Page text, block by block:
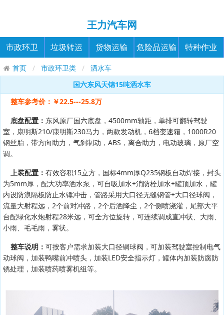
王力汽车网
市政环卫 垃圾转运 货物运输 危险品运输 特种作业
首页 市政环卫类
洒水车
国六东风天锦15吨洒水车
整车参考价：￥22.5---25.8万
底盘配置： 东风原厂国六底盘，4500mm轴距，单排可翻转驾驶
室，康明斯210/康明斯230马力，两款发动机，6档变速箱，1000R20
钢丝胎，带方向助力，气刹制动，ABS，离合助力，电动玻璃，原厂空
调。
上装配置： 有效容积15立方，国标4mm厚Q235钢板自动焊接，封头
为5mm厚，配大功率洒水泵，可自吸加水+消防栓加水+罐顶加水，罐
内设防浪隔板防止水锤冲击，管路采用大口径无缝钢管+大口径球阀，
流量大射程远，2个前对冲路，2个后洒降尘，2个侧喷浇灌，尾部大平
台配绿化水炮射程28米远，可全方位旋转，可连续调成直冲状、大雨、
小雨、毛毛雨，雾状。
整车说明： 可按客户需求加装大口径铜球阀，可加装驾驶室控制电气
动球阀，加装鸭嘴前冲喷头，加装LED安全指示灯，罐体内加装防腐防
锈处理，加装喷药喷雾机组等。